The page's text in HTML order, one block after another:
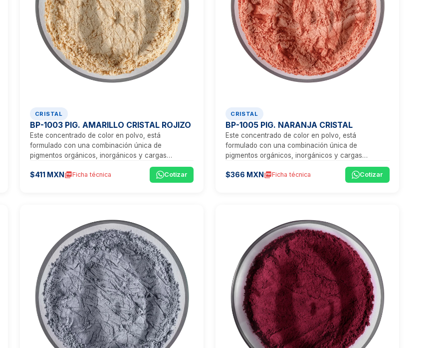
CRISTAL
BP-1003 PIG. AMARILLO CRISTAL ROJIZO
Este concentrado de color en polvo, está
formulado con una combinación única de
pigmentos orgánicos, inorgánicos y cargas
minerales, que proporcionan un tono amarillo
vibrante, ideal para aplicaciones que exigen
transparencia, estética y un rendimiento técnico
$411 MXNpicture_as_pdfFicha técnica Cotizar
CRISTAL
BP-1005 PIG. NARANJA CRISTAL
Este concentrado de color en polvo, está
formulado con una combinación única de
pigmentos orgánicos, inorgánicos y cargas
minerales, que proporcionan un tono naranja
vibrante, ideal para aplicaciones que exigen
transparencia, estética y un rendimiento técnico
$366 MXNpicture_as_pdfFicha técnica Cotizar